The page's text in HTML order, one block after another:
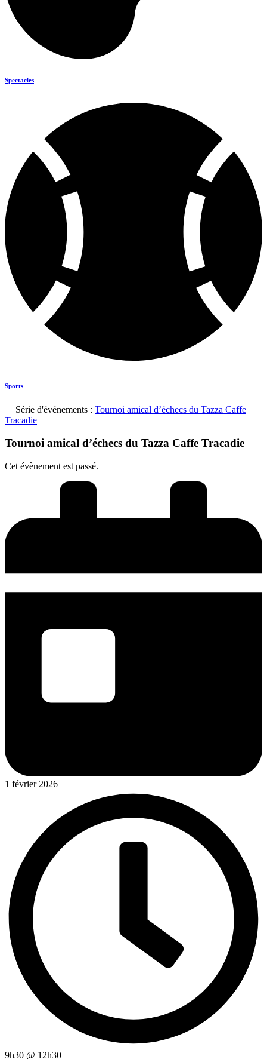
Spectacles
Sports
Série d'événements : Tournoi amical d’échecs du Tazza Caffe
Tracadie
Tournoi amical d’échecs du Tazza Caffe Tracadie
Cet évènement est passé.
1 février 2026
9h30 @ 12h30